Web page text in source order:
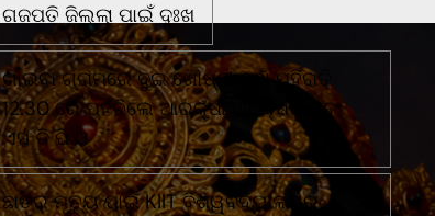
ଗଜପତି ଜିଲ୍ଲା ପାଇଁ ଦୁଃଖ
ଗାଇବା ଗ୍ରାମରେ ଦୁଇ ଗୋଷ୍ଠୀ ମୁହାଁ ମୁହିଁରାତି
12.30 ରେ ପହଁଚିଲେ ଆରକ୍ଷୀ ଅଧିକ୍ଷକ ଏବଂ
ଏସ ଡି ପି ଓ
ଛାତ୍ର ମୃତ୍ୟୁ ପାଇଁ KIIT ବିଶ୍ୱବିଦ୍ୟାଳୟର